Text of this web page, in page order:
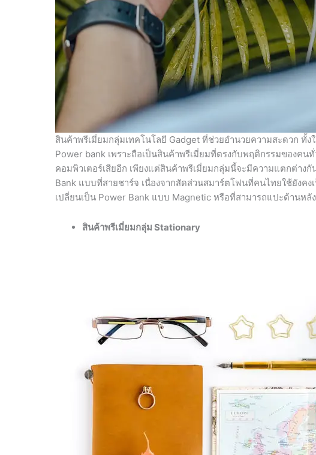
สินค้าพรีเมี่ยมกลุ่มเทคโนโลยี Gadget ที่ช่วยอำนวยความสะดวก ทั้
Power bank เพราะถือเป็นสินค้าพรีเมี่ยมที่ตรงกับพฤติกรรมของค
คอมพิวเตอร์เสียอีก เพียงแต่สินค้าพรีเมี่ยมกลุ่มนี้จะมีความแตกต่าง
Bank แบบที่สายชาร์จ เนื่องจากสัดส่วนสมาร์ตโฟนที่คนไทยใช้ยังค
เปลี่ยนเป็น Power Bank แบบ Magnetic หรือที่สามารถแปะด้านหลั
สินค้าพรีเมี่ยมกลุ่ม Stationary